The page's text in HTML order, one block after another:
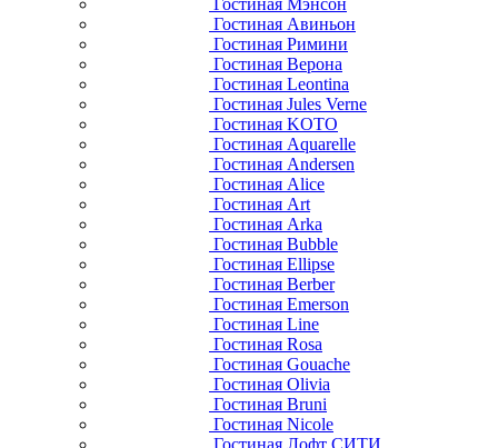
Гостиная Авиньон
Гостиная Римини
Гостиная Верона
Гостиная Leontina
Гостиная Jules Verne
Гостиная KOTO
Гостиная Aquarelle
Гостиная Andersen
Гостиная Alice
Гостиная Art
Гостиная Arka
Гостиная Bubble
Гостиная Ellipse
Гостиная Berber
Гостиная Emerson
Гостиная Line
Гостиная Rosa
Гостиная Gouache
Гостиная Olivia
Гостиная Bruni
Гостиная Nicole
Гостиная Лофт СИТИ